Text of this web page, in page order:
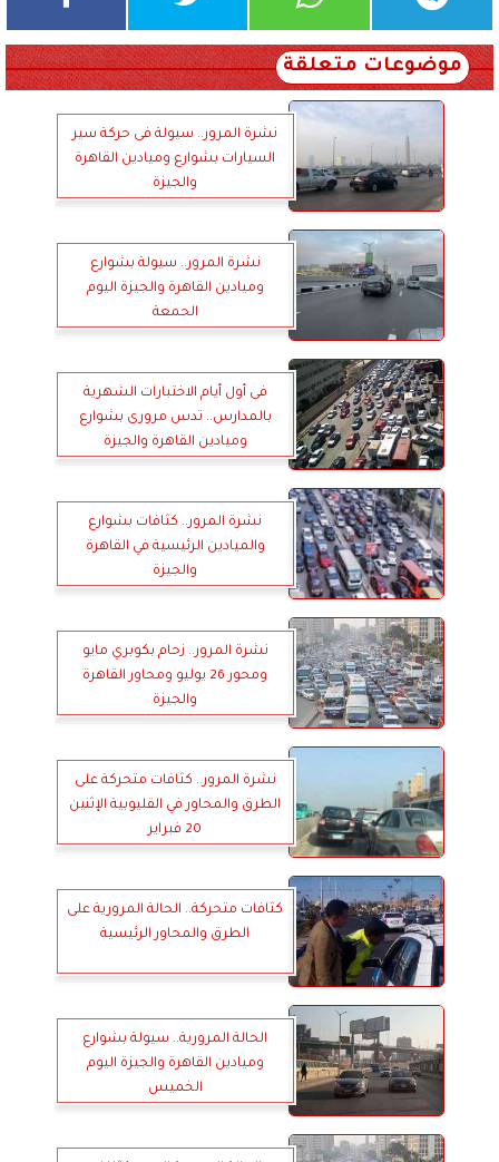
موضوعات متعلقة
نشرة المرور.. سيولة فى حركة سير
السيارات بشوارع وميادين القاهرة
والجيزة
نشرة المرور.. سيولة بشوارع
وميادين القاهرة والجيزة اليوم
الحمعة
فى أول أيام الاختبارات الشهرية
بالمدارس.. تدس مرورى بشوارع
وميادين القاهرة والجيزة
نشرة المرور.. كثافات بشوارع
والميادين الرئيسية في القاهرة
والجيزة
نشرة المرور.. زحام بكوبري مايو
ومحور 26 يوليو ومحاور القاهرة
والجيزة
نشرة المرور.. كثافات متحركة على
الطرق والمحاور في القليوبية الإثنين
20 فبراير
كثافات متحركة.. الحالة المرورية على
الطرق والمحاور الرئيسية
الحالة المرورية.. سيولة بشوارع
وميادين القاهرة والجيزة اليوم
الخميس